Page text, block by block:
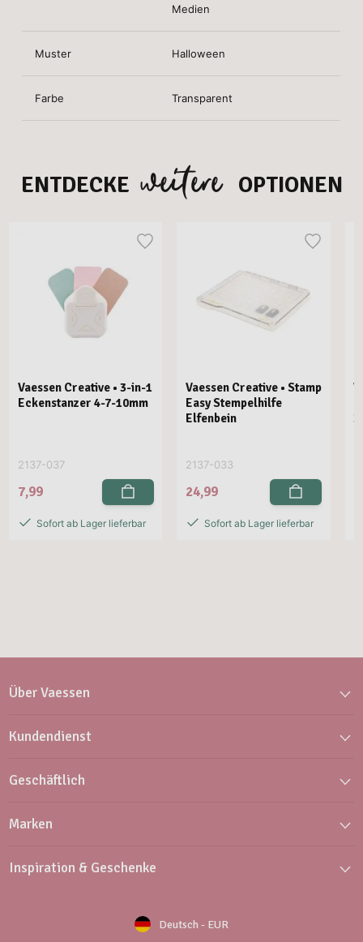
Medien
Muster Halloween
Farbe Transparent
ENTDECKE weitere OPTIONEN
Vaessen Creative • 3-in-1
Eckenstanzer 4-7-10mm
2137-037
7,99
Sofort ab Lager lieferbar
Vaessen Creative • Stamp
Easy Stempelhilfe
Elfenbein
2137-033
24,99
Sofort ab Lager lieferbar
Über Vaessen
Kundendienst
Geschäftlich
Marken
Inspiration & Geschenke
Deutsch - EUR